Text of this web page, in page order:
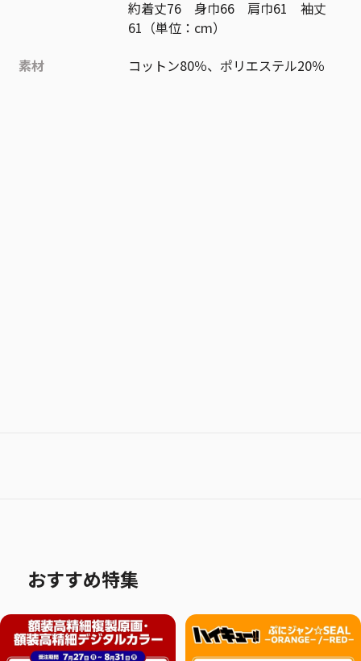
約着丈76 身巾66 肩巾61 袖丈
61（単位：cm）
素材
コットン80％、ポリエステル20％
おすすめ特集